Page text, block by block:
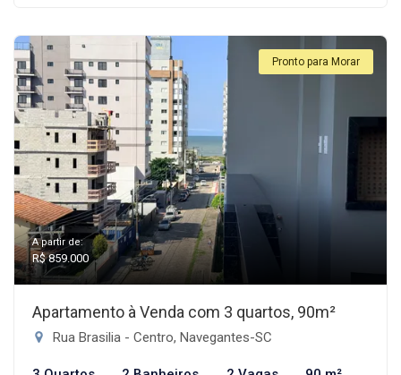
Pronto para Morar
A partir de:
R$ 859.000
Apartamento à Venda com 3 quartos, 90m²
Rua Brasilia - Centro, Navegantes-SC